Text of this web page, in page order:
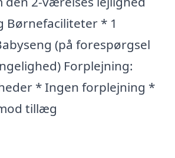
Børnefaciliteter * 1
(på forespørgsel
Forplejning:
* Ingen forplejning *
tillæg